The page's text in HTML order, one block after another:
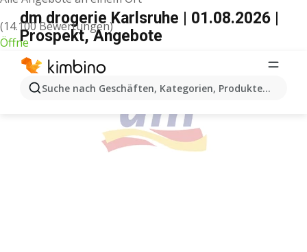
(14.100 Bewertungen)
Öffne
Suche nach Geschäften, Kategorien, Produkten...
dm drogerie Karlsruhe | 01.08.2026 |
Prospekt, Angebote